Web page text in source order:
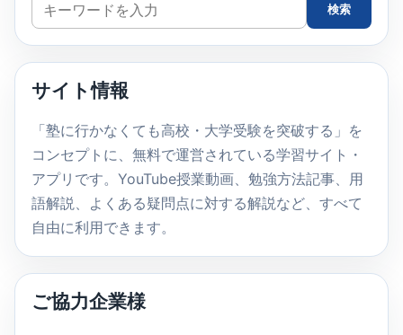
イ
ト
検
索
検索
サイト情報
「塾に行かなくても高校・大学受験を突破する」を
コンセプトに、無料で運営されている学習サイト・
アプリです。YouTube授業動画、勉強方法記事、用
語解説、よくある疑問点に対する解説など、すべて
自由に利用できます。
ご協力企業様